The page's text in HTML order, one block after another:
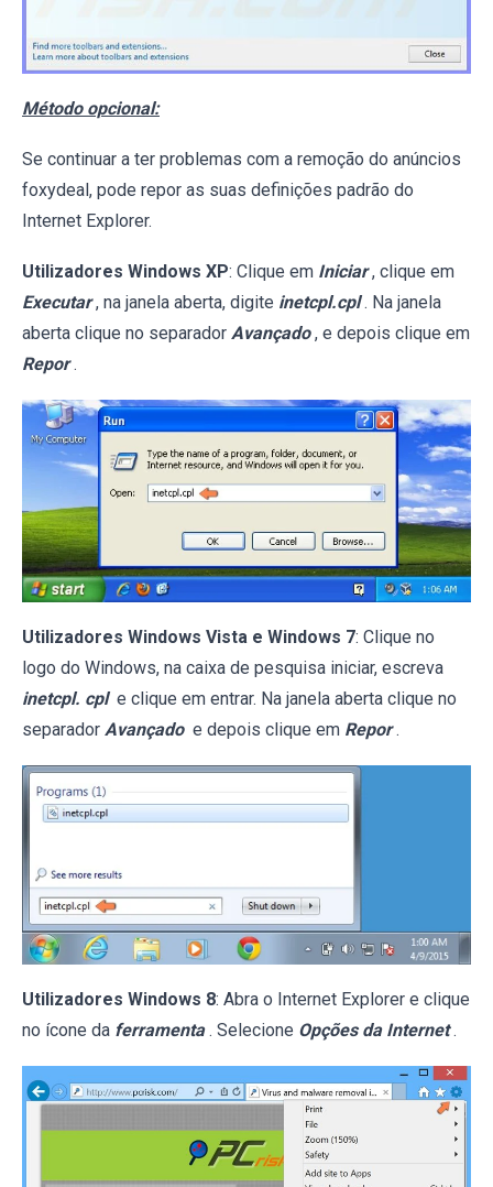
Método opcional:
Se continuar a ter problemas com a remoção do anúncios
foxydeal, pode repor as suas definições padrão do
Internet Explorer.
Utilizadores Windows XP: Clique em Iniciar , clique em
Executar , na janela aberta, digite inetcpl.cpl . Na janela
aberta clique no separador Avançado , e depois clique em
Repor .
Utilizadores Windows Vista e Windows 7: Clique no
logo do Windows, na caixa de pesquisa iniciar, escreva
inetcpl. cpl e clique em entrar. Na janela aberta clique no
separador Avançado e depois clique em Repor .
Utilizadores Windows 8: Abra o Internet Explorer e clique
no ícone da ferramenta . Selecione Opções da Internet .